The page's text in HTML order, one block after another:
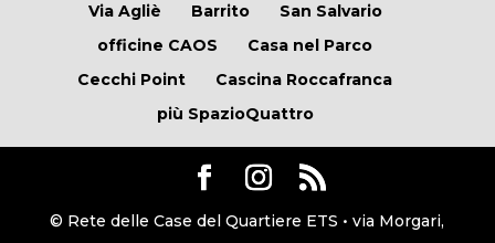
Via Agliè Barrito
San Salvario
officine CAOS
Casa nel Parco
Cecchi Point
Cascina Roccafranca
più SpazioQuattro
© Rete delle Case del Quartiere ETS • via Morgari,